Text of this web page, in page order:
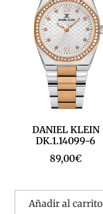
DANIEL KLEIN
DK.1.14099-6
89,00€
Añadir al carrito